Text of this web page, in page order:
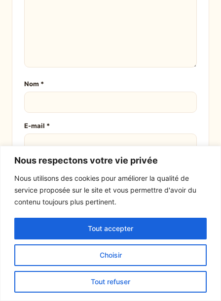
Nous respectons votre vie privée
Nous utilisons des cookies pour améliorer la qualité de
service proposée sur le site et vous permettre d'avoir du
contenu toujours plus pertinent.
Choisir
Tout refuser
Tout accepter
Nom *
E-mail *